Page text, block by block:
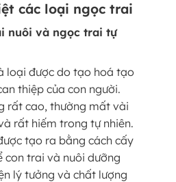
các loại ngọc trai
nuôi và ngọc trai tự
loại được do tạo hoá tạo
thiệp của con người.
rất cao, thường mất vài
rất hiếm trong tự nhiên.
tạo ra bằng cách cấy
con trai và nuôi dưỡng
lý tưởng và chất lượng